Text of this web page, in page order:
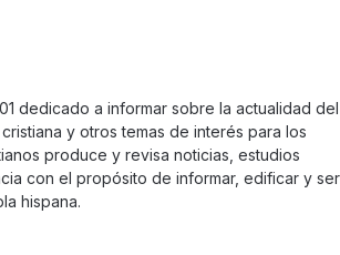
dedicado a informar sobre la actualidad del
y otros temas de interés para los
produce y revisa noticias, estudios
con el propósito de informar, edificar y
hispana.